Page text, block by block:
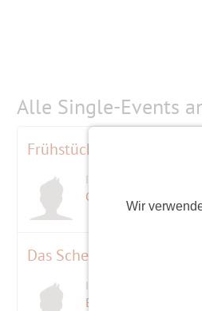
Wir
Alle Single-Events
Frühstücksbuffet - All you
Initiator
Gremlin58
Das Scheunenviertel, Teil II
Initiator
Berndlin